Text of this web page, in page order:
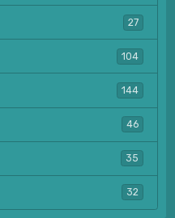
27
104
144
46
35
32